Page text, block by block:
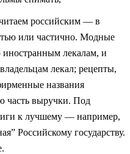
российским — в
или частично. Модные
лекалам, и
лекал; рецепты,
названия
часть выручки. Под
к лучшему — например,
Российскому государству.